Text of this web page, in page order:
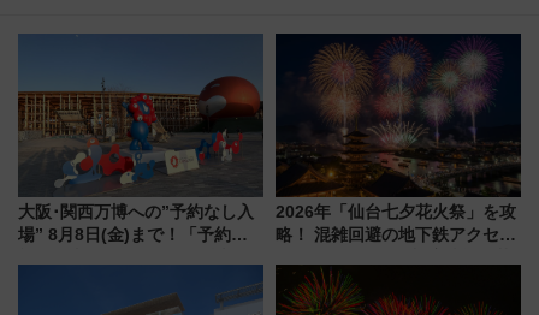
大阪･関西万博への”予約なし入
場” 8月8日(金)まで！「予約可
2026年「仙台七夕花火祭」を攻
略！ 混雑回避の地下鉄アクセス
火前に楽しむ仙台観光ルートま
で解説！